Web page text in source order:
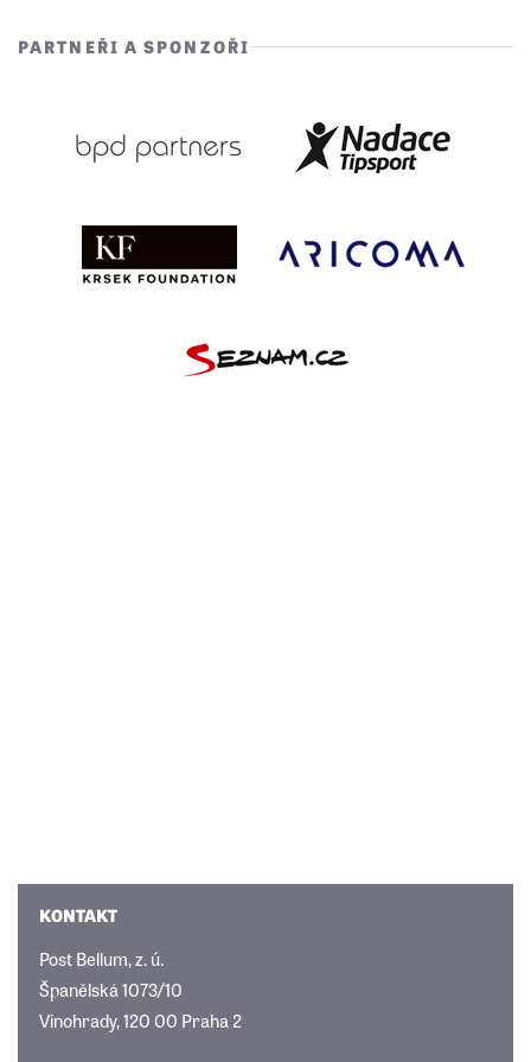
PARTNEŘI A SPONZOŘI
KONTAKT
Post Bellum, z. ú.
Španělská 1073/10
Vinohrady, 120 00 Praha 2